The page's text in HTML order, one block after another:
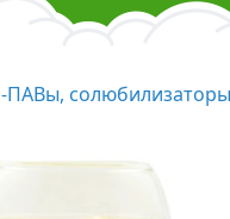
пигменты
Глиттеры
красители
солюбилизаторы